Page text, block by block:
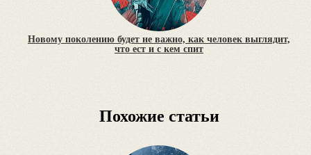
Новому поколению будет не важно, как человек выглядит,
что ест и с кем спит
Похожие статьи